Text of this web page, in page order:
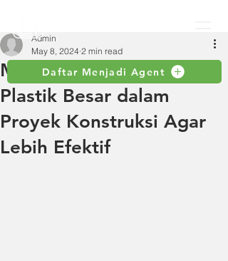
Daftar Menjadi Agent
Menggunakan Palu
Plastik Besar dalam
Proyek Konstruksi Agar
Lebih Efektif
Admin
May 8, 2024 2 min read